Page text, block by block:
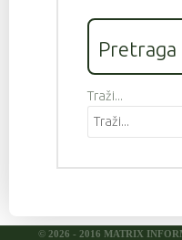
Pretraga
Traži...
© 2026 - 2016 MATRIX